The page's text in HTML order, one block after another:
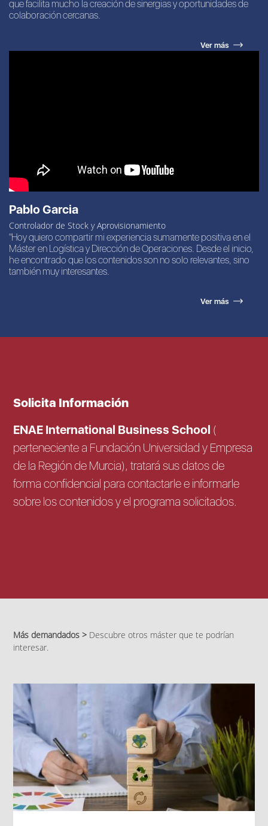
que facilita mucho la creación de sinergias y oportunidades de
colaboración cercanas.
Ver más
Pablo Garcia
Controlador de Stock y Aprovisionamiento
"Hoy quiero compartir mi experiencia sumamente positiva en el
Máster en Logística y Dirección de Operaciones. Desde el inicio,
he encontrado que los contenidos son no solo relevantes, sino
también muy interesantes.
Ver más
Solicita Información
ENAE International Business School (
perteneciente a Fundación Universidad y Empresa
de la Región de Murcia), tratará sus datos de
forma confidencial para contactarle e informarle
sobre los contenidos y el programa solicitados.
Más demandados > Descubre otros máster que te podrían
interesar.